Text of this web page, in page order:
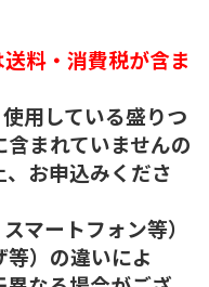
料・消費税が含ま
用している盛りつ
まれていませんの
お申込みくださ
マートフォン等）
）の違いによ